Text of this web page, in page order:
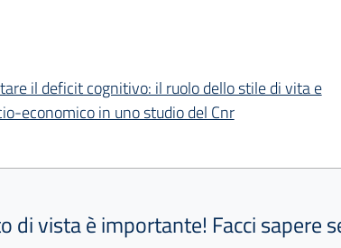
il deficit cognitivo: il ruolo dello stile di vita e
economico in uno studio del Cnr
di vista è importante! Facci sapere